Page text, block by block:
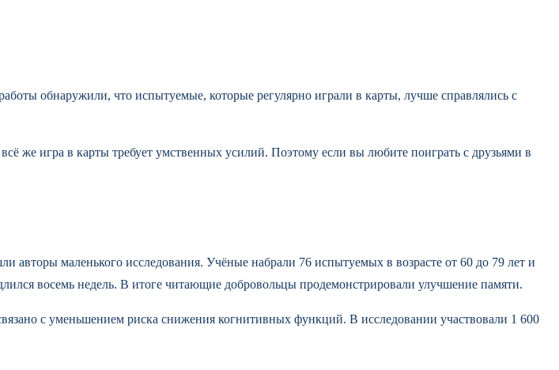
обнаружили, что испытуемые, которые регулярно играли в карты, лучше справлялись с
же игра в карты требует умственных усилий. Поэтому если вы любите поиграть с друзьями в
маленького исследования. Учёные набрали 76 испытуемых в возрасте от 60 до 79 лет и
восемь недель. В итоге читающие добровольцы продемонстрировали улучшение памяти.
с уменьшением риска снижения когнитивных функций. В исследовании участвовали 1 600